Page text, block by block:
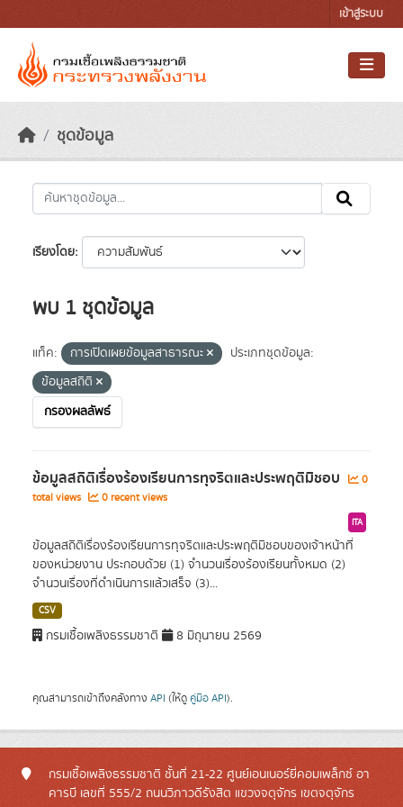
เข้าสู่ระบบ
ชุดข้อมูล
เรียงโดย
พบ 1 ชุดข้อมูล
แท็ค: การเปิดเผยข้อมูลสาธารณะ
ประเภทชุดข้อมูล:
ข้อมูลสถิติ
กรองผลลัพธ์
ข้อมูลสถิติเรื่องร้องเรียนการทุจริตและประพฤติมิชอบ
0
total views
0 recent views
ITA
ข้อมูลสถิติเรื่องร้องเรียนการทุจริตและประพฤติมิชอบของเจ้าหน้าที่
ของหน่วยงาน ประกอบด้วย (1) จำนวนเรื่องร้องเรียนทั้งหมด (2)
จำนวนเรื่องที่ดำเนินการแล้วเสร็จ (3)...
CSV
กรมเชื้อเพลิงธรรมชาติ 8 มิถุนายน 2569
คุณสามารถเข้าถึงคลังทาง API (ให้ดู คู่มือ API).
กรมเชื้อเพลิงธรรมชาติ ชั้นที่ 21-22 ศูนย์เอนเนอร์ยี่คอมเพล็กซ์ อา
คารบี เลขที่ 555/2 ถนนวิภาวดีรังสิต แขวงจตุจักร เขตจตุจักร